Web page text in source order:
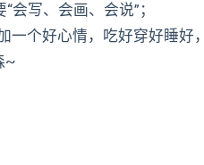
会写、会画、会说”；
一个好心情，吃好穿好睡好
~